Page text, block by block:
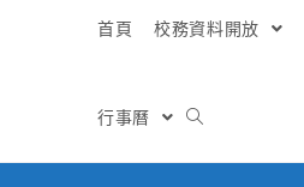
首頁 校務資料開放
行事曆